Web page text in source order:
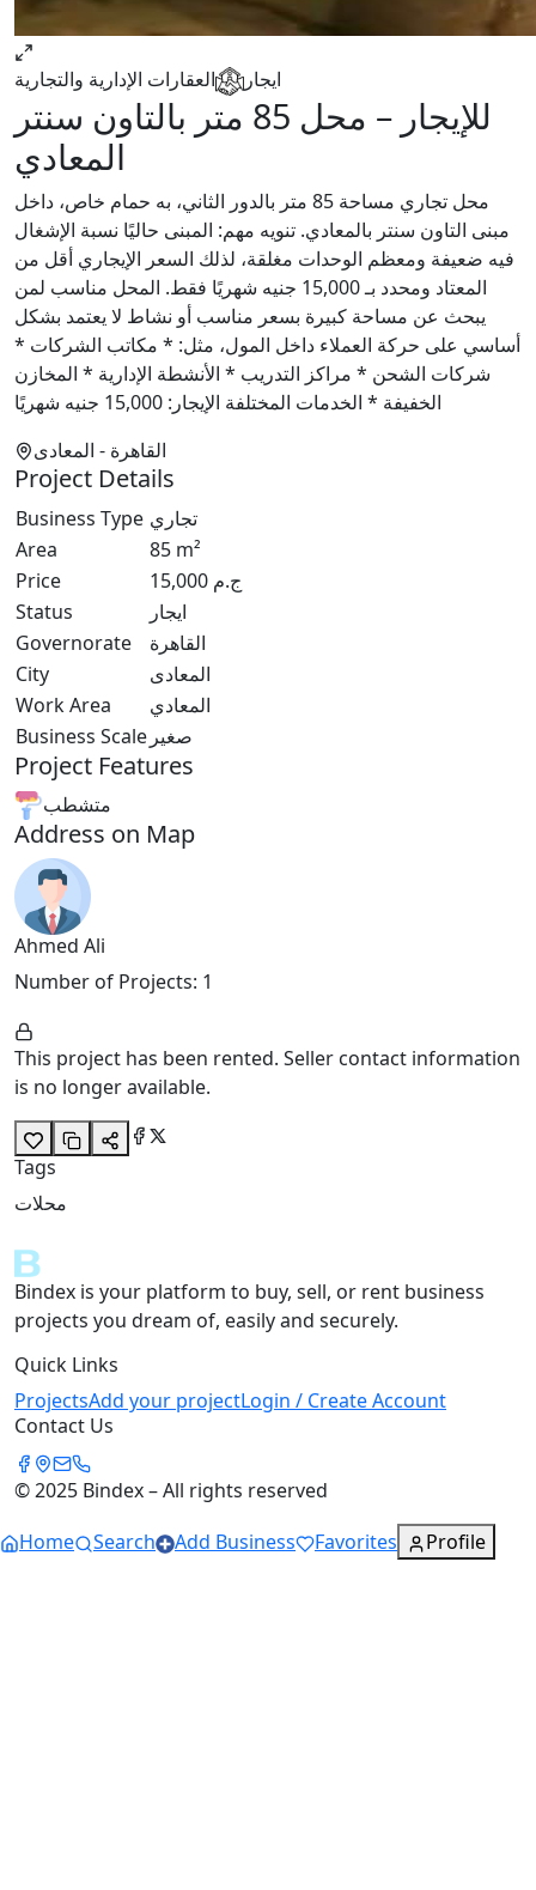
ايجار العقارات الإدارية والتجارية
للإيجار – محل 85 متر بالتاون سنتر
المعادي
محل تجاري مساحة 85 متر بالدور الثاني، به حمام خاص، داخل
مبنى التاون سنتر بالمعادي. تنويه مهم: المبنى حاليًا نسبة الإشغال
فيه ضعيفة ومعظم الوحدات مغلقة، لذلك السعر الإيجاري أقل من
المعتاد ومحدد بـ 15,000 جنيه شهريًا فقط. المحل مناسب لمن
يبحث عن مساحة كبيرة بسعر مناسب أو نشاط لا يعتمد بشكل
أساسي على حركة العملاء داخل المول، مثل: * مكاتب الشركات *
شركات الشحن * مراكز التدريب * الأنشطة الإدارية * المخازن
الخفيفة * الخدمات المختلفة الإيجار: 15,000 جنيه شهريًا
القاهرة - المعادى
Project Details
Business Type تجاري
Area
85 m²
Price
15,000 ج.م
Status
ايجار
Governorate
القاهرة
City
المعادى
Work Area
المعادي
Business Scale صغير
Project Features
متشطب
Address on Map
Ahmed Ali
Number of Projects: 1
This project has been rented. Seller contact information
is no longer available.
Tags
محلات
Bindex is your platform to buy, sell, or rent business
projects you dream of, easily and securely.
Quick Links
ProjectsAdd your projectLogin / Create Account
Contact Us
© 2025 Bindex – All rights reserved
Home
Search Add Business Favorites Profile